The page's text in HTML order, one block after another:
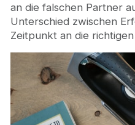
an die falschen Partner
Unterschied zwischen
Zeitpunkt an die